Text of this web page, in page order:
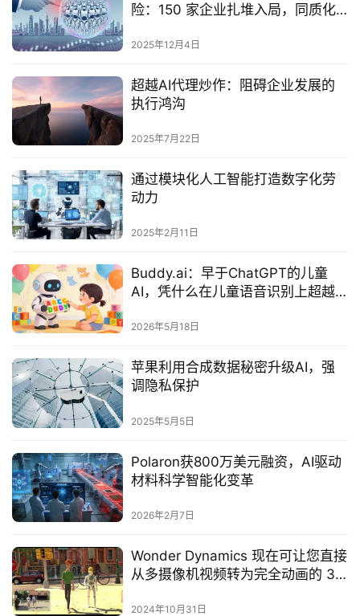
险：150 家企业扎堆入局，同质化
2025年12月4日
超越AI代理炒作：阻碍企业发展的
执行鸿沟‌
2025年7月22日
通过模块化人工智能打造数字化劳
动力
2025年2月11日
Buddy.ai：早于ChatGPT的儿童
AI，凭什么在儿童语音识别上超越
2026年5月18日
苹果利用合成数据秘密升级AI，强
调隐私保护
2025年5月5日
Polaron获800万美元融资，AI驱动
材料科学智能化变革
2026年2月7日
Wonder Dynamics 现在可让您直接
从多摄像机视频转为完全动画的 3D
2024年10月31日